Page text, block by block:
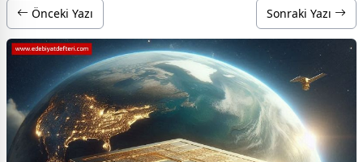
Önceki Yazı Sonraki Yazı